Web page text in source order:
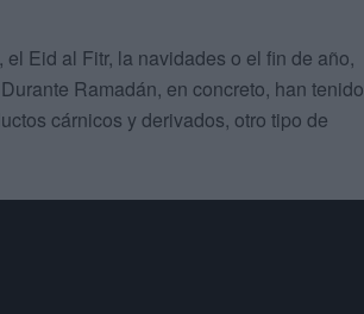
Eid al Fitr, la navidades o el fin de año,
Ramadán, en concreto, han tenido
cárnicos y derivados, otro tipo de